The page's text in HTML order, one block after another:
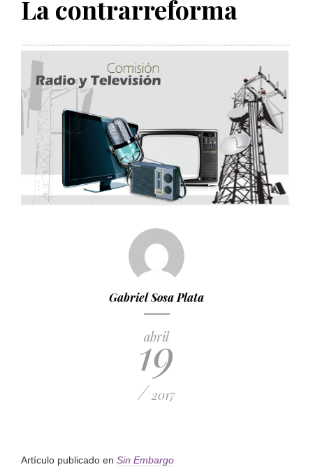
PUBLICADO EL 5 ENERO, 2023
La contrarreforma
Gabriel Sosa Plata
abril
19
/ 2017
Artículo publicado en Sin Embargo